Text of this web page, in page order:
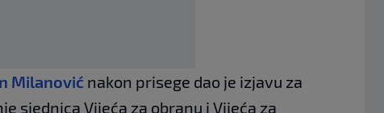
Milanović nakon prisege dao je izjavu za
sjednica Vijeća za obranu i Vijeća za